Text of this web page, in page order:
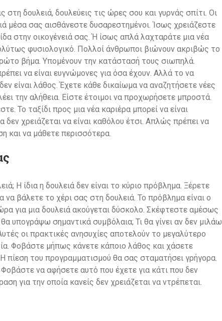
δουλειά, δουλεύεις τις ώρες σου και γυρνάς σπίτι. Οι
μέσα σας αισθάνεστε δυσαρεστημένοι. Ίσως χρειάζεστε
στην οικογένειά σας. Ή ίσως απλά λαχταράτε μια νέα
φυσιολογικό. Πολλοί άνθρωποι βιώνουν ακριβώς το
βήμα. Υπομένουν την κατάστασή τους σιωπηλά.
να είναι ευγνώμονες για όσα έχουν. Αλλά το να
είναι λάθος. Έχετε κάθε δικαίωμα να αναζητήσετε νέες
την αλήθεια. Είστε έτοιμοι να προχωρήσετε μπροστά.
Το ταξίδι προς μια νέα καριέρα μπορεί να είναι
χρειάζεται να είναι καθόλου έτσι. Απλώς πρέπει να
και να μάθετε περισσότερα.
Η ίδια η δουλειά δεν είναι το κύριο πρόβλημα. Ξέρετε
βάλετε το χέρι σας στη δουλειά. Το πρόβλημα είναι ο
για μια δουλειά ακούγεται δύσκολο. Σκέφτεστε αμέσως
υπογράψω σημαντικά συμβόλαια; Τι θα γίνει αν δεν μιλάω
οι πρακτικές ανησυχίες αποτελούν το μεγαλύτερο
Φοβάστε μήπως κάνετε κάποιο λάθος και χάσετε
πίεση του προγραμματισμού θα σας σταματήσει γρήγορα.
να αφήσετε αυτό που έχετε για κάτι που δεν
για την οποία κανείς δεν χρειάζεται να ντρέπεται.